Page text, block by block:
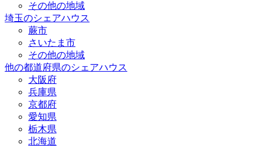
その他の地域
埼玉のシェアハウス
蕨市
さいたま市
その他の地域
他の都道府県のシェアハウス
大阪府
兵庫県
京都府
愛知県
栃木県
北海道